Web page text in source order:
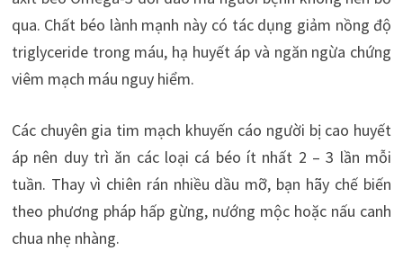
qua. Chất béo lành mạnh này có tác dụng giảm nồng độ
triglyceride trong máu, hạ huyết áp và ngăn ngừa chứng
viêm mạch máu nguy hiểm.
Các chuyên gia tim mạch khuyến cáo người bị cao huyết
áp nên duy trì ăn các loại cá béo ít nhất 2 – 3 lần mỗi
tuần. Thay vì chiên rán nhiều dầu mỡ, bạn hãy chế biến
theo phương pháp hấp gừng, nướng mộc hoặc nấu canh
chua nhẹ nhàng.